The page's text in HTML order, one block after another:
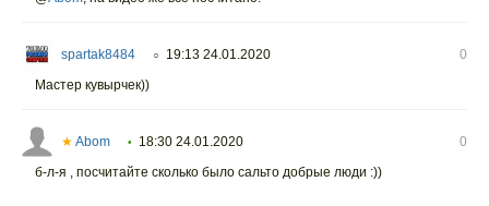
spartak8484 ○ 19:13 24.01.2020
0
Мастер кувырчек))
★ Abom • 18:30 24.01.2020
0
б-л-я , посчитайте сколько было сальто добрые люди :))